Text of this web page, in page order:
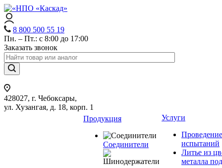
8 800 500 55 19
Пн. – Пт.: с 8:00 до 17:00
Заказать звонок
428027, г. Чебоксары,
ул. Хузангая, д. 18, корп. 1
Продукция
Соединители
Услуги
Проведение
испытаний
Литье из
металла под